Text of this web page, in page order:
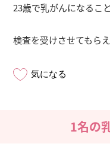
23歳で乳がんになるこ
検査を受けさせてもら
気になる
1名の